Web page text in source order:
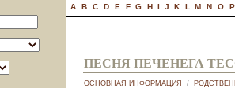
A B C D E F G H I J K L M N O P
ПЕСНЯ ПЕЧЕНЕГА
ОСНОВНАЯ ИНФОРМАЦИЯ /